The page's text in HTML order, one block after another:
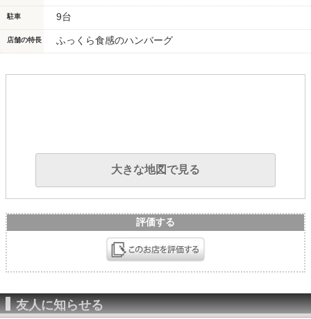
駐車 9台
店舗の特長 ふっくら食感のハンバーグ
大きな地図で見る
評価する
友人に知らせる